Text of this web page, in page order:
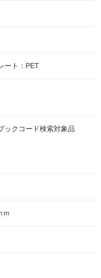
ート：PET
ックコード検索対象品
ｍ